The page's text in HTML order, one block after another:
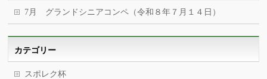
7月 グランドシニアコンペ（令和８年７月１４日）
カテゴリー
スポレク杯